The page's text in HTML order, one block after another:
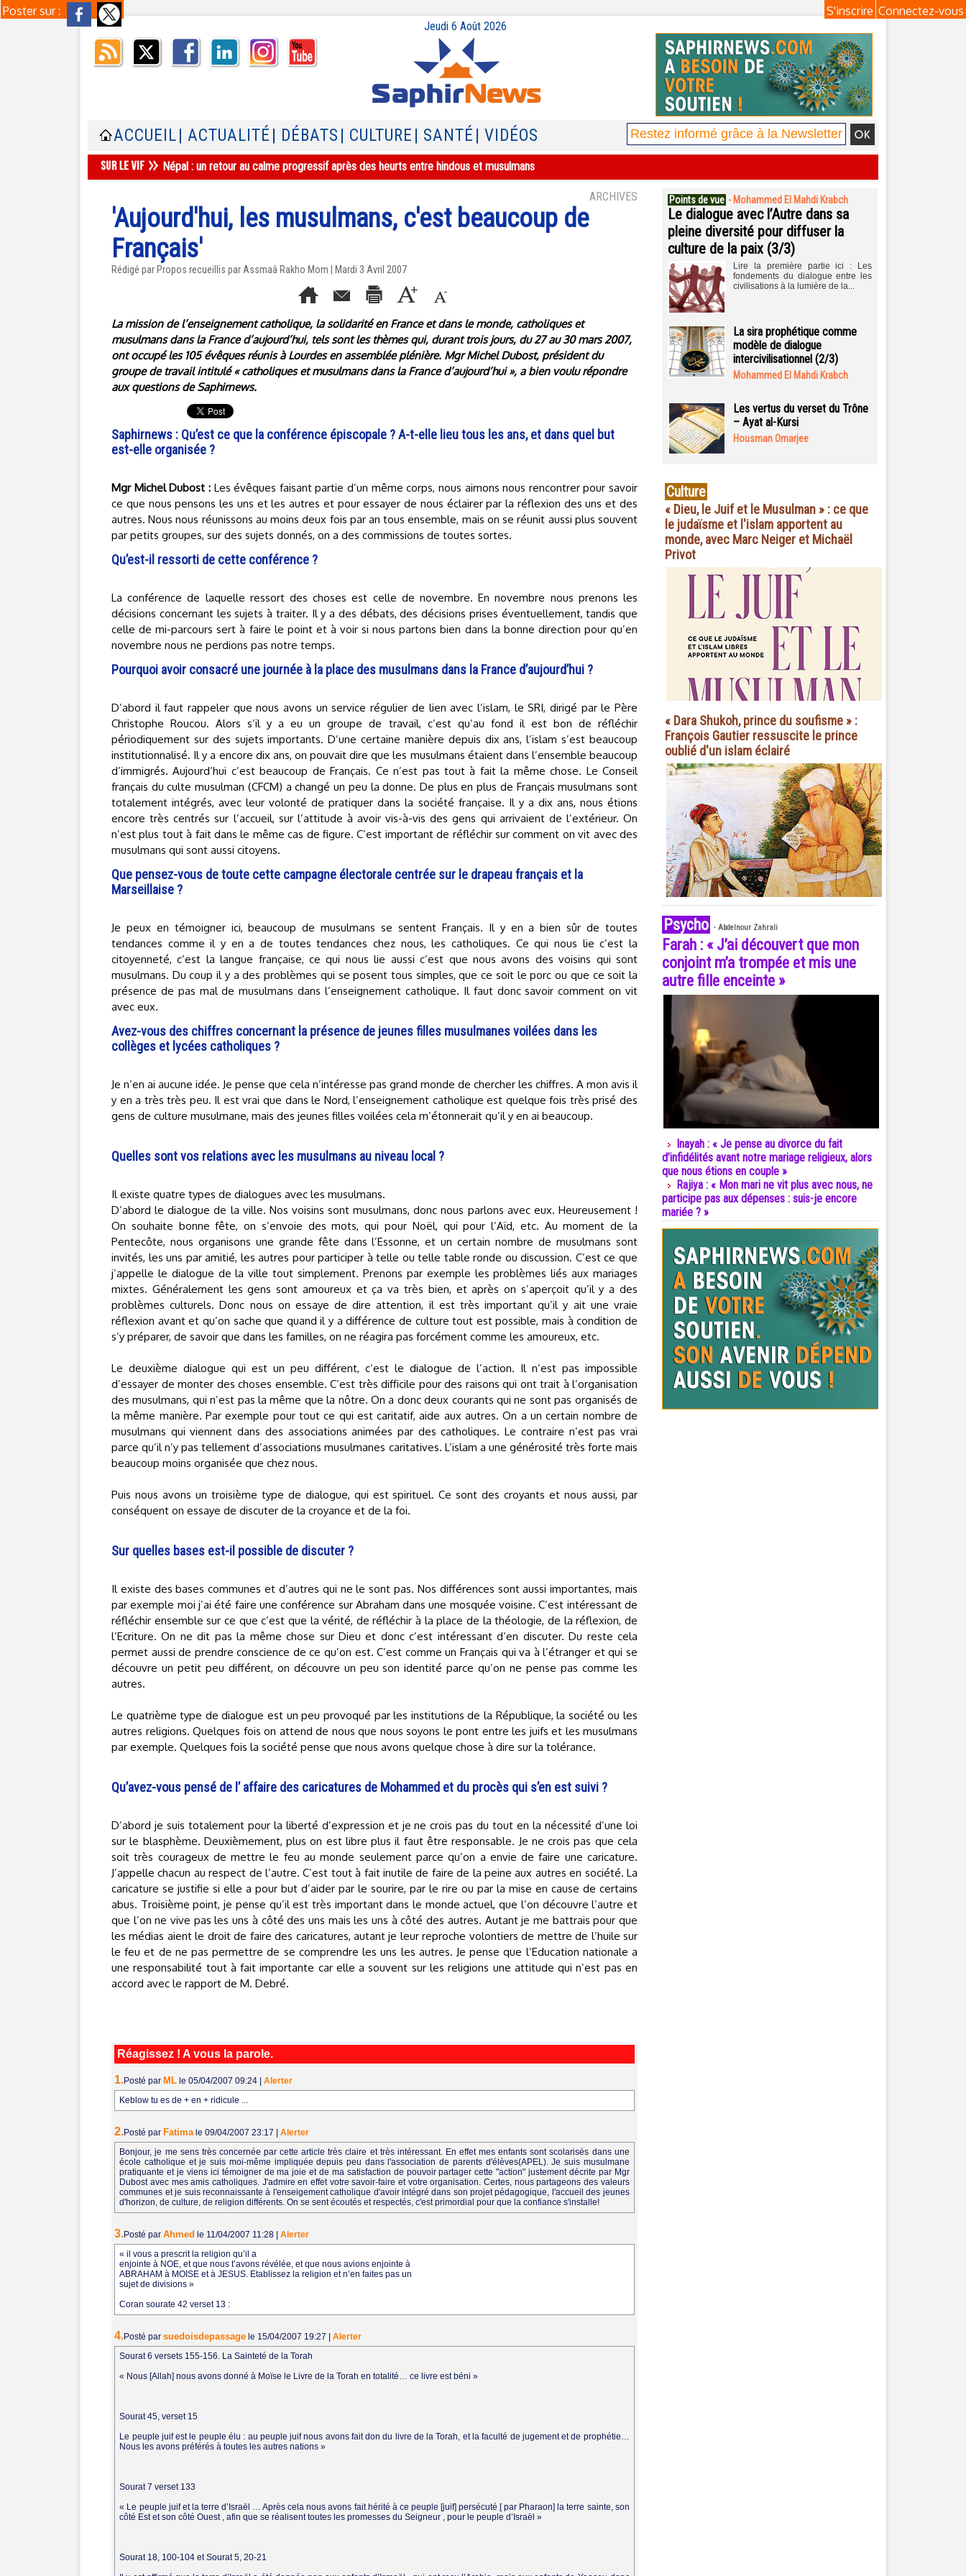
Poster sur : Connectez-vous
S'inscrire
Jeudi 6 Août 2026
ACCUEIL | ACTUALITÉ | DÉBATS | CULTURE | SANTÉ | VIDÉOS
Népal : un retour au calme progressif après des heurts entre hindous et musulmans
ARCHIVES
'Aujourd'hui, les musulmans, c'est beaucoup de
Français'
Rédigé par Propos recueillis par Assmaâ Rakho Mom | Mardi 3 Avril 2007
La mission de l’enseignement catholique, la solidarité en France et dans le monde, catholiques et
musulmans dans la France d’aujourd’hui, tels sont les thèmes qui, durant trois jours, du 27 au 30 mars 2007,
ont occupé les 105 évêques réunis à Lourdes en assemblée plénière. Mgr Michel Dubost, président du
groupe de travail intitulé « catholiques et musulmans dans la France d’aujourd’hui », a bien voulu répondre
aux questions de Saphirnews.
Saphirnews : Qu’est ce que la conférence épiscopale ? A-t-elle lieu tous les ans, et dans quel but
est-elle organisée ?
Mgr Michel Dubost :Les évêques faisant partie d’un même corps, nous aimons nous rencontrer pour savoir
ce que nous pensons les uns et les autres et pour essayer de nous éclairer par la réflexion des uns et des
autres. Nous nous réunissons au moins deux fois par an tous ensemble, mais on se réunit aussi plus souvent
par petits groupes, sur des sujets donnés, on a des commissions de toutes sortes.
Qu’est-il ressorti de cette conférence ?
La conférence de laquelle ressort des choses est celle de novembre. En novembre nous prenons les
décisions concernant les sujets à traiter. Il y a des débats, des décisions prises éventuellement, tandis que
celle de mi-parcours sert à faire le point et à voir si nous partons bien dans la bonne direction pour qu’en
novembre nous ne perdions pas notre temps.
Pourquoi avoir consacré une journée à la place des musulmans dans la France d’aujourd’hui ?
D’abord il faut rappeler que nous avons un service régulier de lien avec l’islam, le SRI, dirigé par le Père
Christophe Roucou. Alors s’il y a eu un groupe de travail, c’est qu’au fond il est bon de réfléchir
périodiquement sur des sujets importants. D’une certaine manière depuis dix ans, l’islam s’est beaucoup
institutionnalisé. Il y a encore dix ans, on pouvait dire que les musulmans étaient dans l’ensemble beaucoup
d’immigrés. Aujourd’hui c’est beaucoup de Français. Ce n’est pas tout à fait la même chose. Le Conseil
français du culte musulman (CFCM) a changé un peu la donne. De plus en plus de Français musulmans sont
totalement intégrés, avec leur volonté de pratiquer dans la société française. Il y a dix ans, nous étions
encore très centrés sur l’accueil, sur l’attitude à avoir vis-à-vis des gens qui arrivaient de l’extérieur. On
n’est plus tout à fait dans le même cas de figure. C’est important de réfléchir sur comment on vit avec des
musulmans qui sont aussi citoyens.
Que pensez-vous de toute cette campagne électorale centrée sur le drapeau français et la
Marseillaise ?
Je peux en témoigner ici, beaucoup de musulmans se sentent Français. Il y en a bien sûr de toutes
tendances comme il y en a de toutes tendances chez nous, les catholiques. Ce qui nous lie c’est la
citoyenneté, c’est la langue française, ce qui nous lie aussi c’est que nous avons des voisins qui sont
musulmans. Du coup il y a des problèmes qui se posent tous simples, que ce soit le porc ou que ce soit la
présence de pas mal de musulmans dans l’enseignement catholique. Il faut donc savoir comment on vit
avec eux.
Avez-vous des chiffres concernant la présence de jeunes filles musulmanes voilées dans les
collèges et lycées catholiques ?
Je n’en ai aucune idée. Je pense que cela n’intéresse pas grand monde de chercher les chiffres. A mon avis il
y en a très très peu. Il est vrai que dans le Nord, l’enseignement catholique est quelque fois très prisé des
gens de culture musulmane, mais des jeunes filles voilées cela m’étonnerait qu’il y en ai beaucoup.
Quelles sont vos relations avec les musulmans au niveau local ?
Il existe quatre types de dialogues avec les musulmans.
D’abord le dialogue de la ville. Nos voisins sont musulmans, donc nous parlons avec eux. Heureusement !
On souhaite bonne fête, on s’envoie des mots, qui pour Noël, qui pour l’Aïd, etc. Au moment de la
Pentecôte, nous organisons une grande fête dans l’Essonne, et un certain nombre de musulmans sont
invités, les uns par amitié, les autres pour participer à telle ou telle table ronde ou discussion. C’est ce que
j’appelle le dialogue de la ville tout simplement. Prenons par exemple les problèmes liés aux mariages
mixtes. Généralement les gens sont amoureux et ça va très bien, et après on s’aperçoit qu’il y a des
problèmes culturels. Donc nous on essaye de dire attention, il est très important qu’il y ait une vraie
réflexion avant et qu’on sache que quand il y a différence de culture tout est possible, mais à condition de
s’y préparer, de savoir que dans les familles, on ne réagira pas forcément comme les amoureux, etc.
Le deuxième dialogue qui est un peu différent, c’est le dialogue de l’action. Il n’est pas impossible
d’essayer de monter des choses ensemble. C’est très difficile pour des raisons qui ont trait à l’organisation
des musulmans, qui n’est pas la même que la nôtre. On a donc deux courants qui ne sont pas organisés de
la même manière. Par exemple pour tout ce qui est caritatif, aide aux autres. On a un certain nombre de
musulmans qui viennent dans des associations animées par des catholiques. Le contraire n’est pas vrai
parce qu’il n’y pas tellement d’associations musulmanes caritatives. L’islam a une générosité très forte mais
beaucoup moins organisée que chez nous.
Puis nous avons un troisième type de dialogue, qui est spirituel. Ce sont des croyants et nous aussi, par
conséquent on essaye de discuter de la croyance et de la foi.
Sur quelles bases est-il possible de discuter ?
Il existe des bases communes et d’autres qui ne le sont pas. Nos différences sont aussi importantes, mais
par exemple moi j’ai été faire une conférence sur Abraham dans une mosquée voisine. C’est intéressant de
réfléchir ensemble sur ce que c’est que la vérité, de réfléchir à la place de la théologie, de la réflexion, de
l’Ecriture. On ne dit pas la même chose sur Dieu et donc c’est intéressant d’en discuter. Du reste cela
permet aussi de prendre conscience de ce qu’on est. C’est comme un Français qui va à l’étranger et qui se
découvre un petit peu différent, on découvre un peu son identité parce qu’on ne pense pas comme les
autres.
Le quatrième type de dialogue est un peu provoqué par les institutions de la République, la société ou les
autres religions. Quelques fois on attend de nous que nous soyons le pont entre les juifs et les musulmans
par exemple. Quelques fois la société pense que nous avons quelque chose à dire sur la tolérance.
Qu’avez-vous pensé de l’ affaire des caricatures de Mohammed et du procès qui s’en est suivi ?
D’abord je suis totalement pour la liberté d’expression et je ne crois pas du tout en la nécessité d’une loi
sur le blasphème. Deuxièmement, plus on est libre plus il faut être responsable. Je ne crois pas que cela
soit très courageux de mettre le feu au monde seulement parce qu’on a envie de faire une caricature.
J’appelle chacun au respect de l’autre. C’est tout à fait inutile de faire de la peine aux autres en société. La
caricature se justifie si elle a pour but d’aider par le sourire, par le rire ou par la mise en cause de certains
abus. Troisième point, je pense qu’il est très important dans le monde actuel, que l’on découvre l’autre et
que l’on ne vive pas les uns à côté des uns mais les uns à côté des autres. Autant je me battrais pour que
les médias aient le droit de faire des caricatures, autant je leur reproche volontiers de mettre de l’huile sur
le feu et de ne pas permettre de se comprendre les uns les autres. Je pense que l’Education nationale a
une responsabilité tout à fait importante car elle a souvent sur les religions une attitude qui n’est pas en
accord avec le rapport de M. Debré.
Réagissez ! A vous la parole.
1.Posté par ML le 05/04/2007 09:24
Alerter
Keblow tu es de + en + ridicule ...
2.Posté par Fatima le 09/04/2007 23:17
Alerter
Bonjour, je me sens très concernée par cette article très claire et très intéressant. En effet mes enfants sont scolarisés dans une
école catholique et je suis moi-même impliquée depuis peu dans l'association de parents d'élèves(APEL). Je suis musulmane
pratiquante et je viens ici témoigner de ma joie et de ma satisfaction de pouvoir partager cette "action" justement décrite par Mgr
Dubost avec mes amis catholiques. J'admire en effet votre savoir-faire et votre organisation. Certes, nous partageons des valeurs
communes et je suis reconnaissante à l'enseigement catholique d'avoir intégré dans son projet pédagogique, l'accueil des jeunes
d'horizon, de culture, de religion différents. On se sent écoutés et respectés, c'est primordial pour que la confiance s'installe!
3.Posté par Ahmed le 11/04/2007 11:28
Alerter
« il vous a prescrit la religion qu’il a
enjointe à NOE, et que nous t’avons révélée, et que nous avions enjointe à
ABRAHAM à MOISE et à JESUS. Etablissez la religion et n’en faites pas un
sujet de divisions »
Coran sourate 42 verset 13 :
4.Posté par suedoisdepassage le 15/04/2007 19:27
Alerter
Sourat 6 versets 155-156. La Sainteté de la Torah
« Nous [Allah] nous avons donné à Moïse le Livre de la Torah en totalité… ce livre est béni »
Sourat 45, verset 15
Le peuple juif est le peuple élu : au peuple juif nous avons fait don du livre de la Torah, et la faculté de jugement et de prophétie…
Nous les avons préférés à toutes les autres nations »
Sourat 7 verset 133
« Le peuple juif et la terre d’Israël … Après cela nous avons fait hérité à ce peuple [juif] persécuté [ par Pharaon] la terre sainte, son
côté Est et son côté Ouest , afin que se réalisent toutes les promesses du Seigneur , pour le peuple d’Israël »
Sourat 18, 100-104 et Sourat 5, 20-21
Points de vue - Mohammed El Mahdi Krabch
Le dialogue avec l’Autre dans sa
pleine diversité pour diffuser la
culture de la paix (3/3)
Lire la première partie ici : Les
fondements du dialogue entre les
civilisations à la lumière de la...
La sira prophétique comme
modèle de dialogue
intercivilisationnel (2/3)
Mohammed El Mahdi Krabch
Les vertus du verset du Trône
– Ayat al-Kursi
Housman Omarjee
Culture
« Dieu, le Juif et le Musulman » : ce que
le judaïsme et l'islam apportent au
monde, avec Marc Neiger et Michaël
Privot
« Dara Shukoh, prince du soufisme » :
François Gautier ressuscite le prince
oublié d'un islam éclairé
Psycho - Abdelnour Zahrali
Farah : « J’ai découvert que mon
conjoint m’a trompée et mis une
autre fille enceinte »
Inayah : « Je pense au divorce du fait
d’infidélités avant notre mariage religieux, alors
que nous étions en couple »
Rajiya : « Mon mari ne vit plus avec nous, ne
participe pas aux dépenses : suis-je encore
mariée ? »